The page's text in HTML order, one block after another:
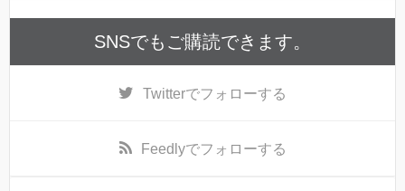
SNSでもご購読できます。
Twitterでフォローする
Feedlyでフォローする